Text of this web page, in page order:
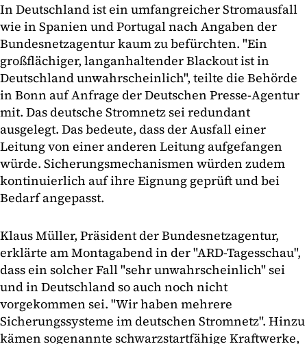
In Deutschland ist ein umfangreicher Stromausfall
wie in Spanien und Portugal nach Angaben der
Bundesnetzagentur kaum zu befürchten. "Ein
großflächiger, langanhaltender Blackout ist in
Deutschland unwahrscheinlich", teilte die Behörde
in Bonn auf Anfrage der Deutschen Presse-Agentur
mit. Das deutsche Stromnetz sei redundant
ausgelegt. Das bedeute, dass der Ausfall einer
Leitung von einer anderen Leitung aufgefangen
würde. Sicherungsmechanismen würden zudem
kontinuierlich auf ihre Eignung geprüft und bei
Bedarf angepasst.
Klaus Müller, Präsident der Bundesnetzagentur,
erklärte am Montagabend in der "ARD-Tagesschau",
dass ein solcher Fall "sehr unwahrscheinlich" sei
und in Deutschland so auch noch nicht
vorgekommen sei. "Wir haben mehrere
Sicherungssysteme im deutschen Stromnetz". Hinzu
kämen sogenannte schwarzstartfähige Kraftwerke,